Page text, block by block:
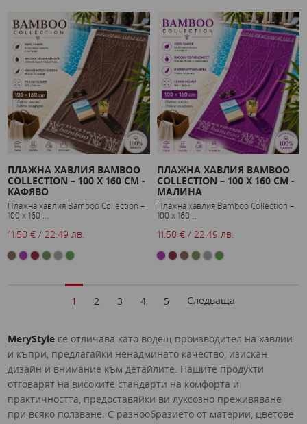
ПЛАЖНА ХАВЛИЯ BAMBOO
COLLECTION – 100 X 160 СМ -
КАФЯВО
Плажна хавлия Bamboo Collection –
100 x 160 ...
11.50 € / 22.49 лв.
ПЛАЖНА ХАВЛИЯ BAMBOO
COLLECTION – 100 X 160 СМ -
МАЛИНА
Плажна хавлия Bamboo Collection –
100 x 160 ...
11.50 € / 22.49 лв.
1 2 3 4 5 Следваща
МeryStyle се отличава като водещ производител на хавлии
и къпри, предлагайки ненадминато качество, изискан
дизайн и внимание към детайлите. Нашите продукти
отговарят на високите стандарти на комфорта и
практичността, предоставяйки ви луксозно преживяване
при всяко ползване. С разнообразието от материи, цветове